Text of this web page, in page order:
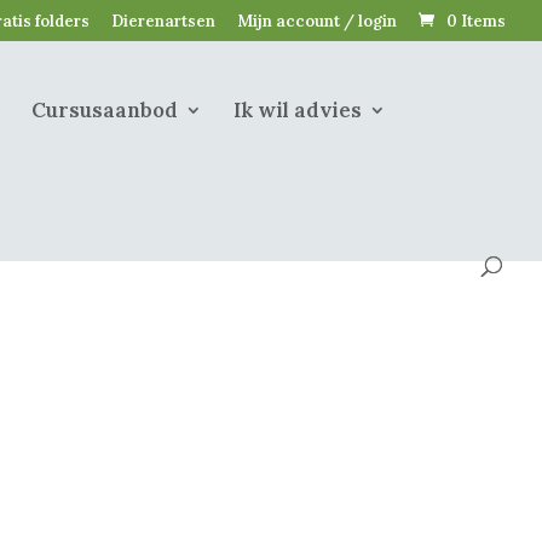
folders Dierenartsen Mijn account / login 0 Items
Cursusaanbod Ik wil advies